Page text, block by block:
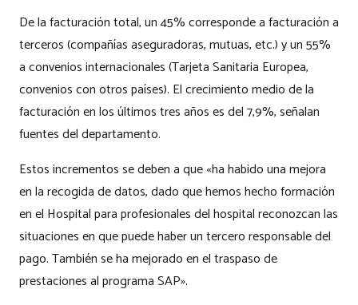
De la facturación total, un 45% corresponde a facturación a
terceros (compañías aseguradoras, mutuas, etc.) y un 55%
a convenios internacionales (Tarjeta Sanitaria Europea,
convenios con otros países). El crecimiento medio de la
facturación en los últimos tres años es del 7,9%, señalan
fuentes del departamento.
Estos incrementos se deben a que «ha habido una mejora
en la recogida de datos, dado que hemos hecho formación
en el Hospital para profesionales del hospital reconozcan las
situaciones en que puede haber un tercero responsable del
pago. También se ha mejorado en el traspaso de
prestaciones al programa SAP».